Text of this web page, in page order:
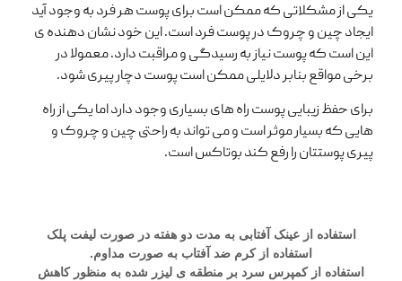
یکی از مشکلاتی که ممکن است برای پوست هر فرد به وجود آید
ایجاد چین و چروک در پوست فرد است. این خود نشان دهنده ی
این است که پوست نیاز به رسیدگی و مراقبت دارد. معمولا در
برخی مواقع بنابر دلایلی ممکن است پوست دچار پیری شود.
برای حفظ زیبایی پوست راه های بسیاری وجود دارد اما یکی از راه
هایی که بسیار موثر است و می تواند به راحتی چین و چروک و
پیری پوستتان را رفع کند بوتاکس است.
استفاده از عینک آفتابی به مدت دو هفته در صورت لیفت پلک
استفاده از کرم ضد آفتاب به صورت مداوم.
استفاده از کمپرس سرد بر منطقه ی لیزر شده به منظور کاهش